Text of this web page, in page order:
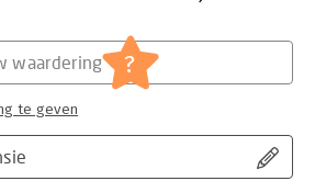
waardering ?
te geven